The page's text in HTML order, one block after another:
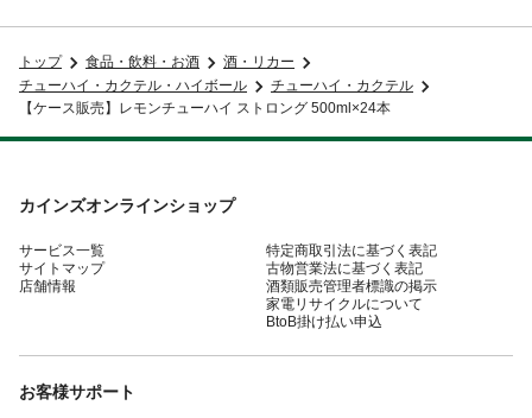
トップ 食品・飲料・お酒
酒・リカー
チューハイ・カクテル・ハイボール
チューハイ・カクテル
【ケース販売】レモンチューハイ ストロング 500ml×24本
カインズオンラインショップ
サービス一覧
サイトマップ
店舗情報
特定商取引法に基づく表記
古物営業法に基づく表記
酒類販売管理者標識の掲示
家電リサイクルについて
BtoB掛け払い申込
お客様サポート